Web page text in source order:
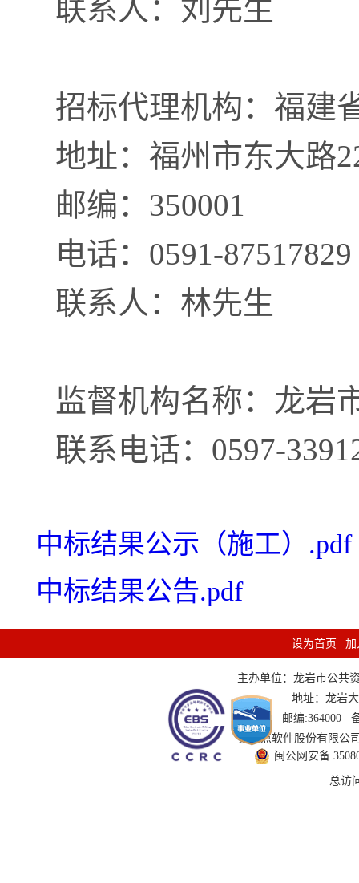
联系人： 刘先生
招标代理机构：福建
地址：福州市东大路
邮编： 350001
电话： 0591-87517829
联系人： 林先生
监督机构名称：龙岩
联系电话： 0597-
中标结果公示（施工）.pdf
中标结果公告.pdf
设为首页 加
主办单位：龙岩市公共
地址：龙岩
邮编:364000
技术支持：国泰新点软件股份有限
闽公网安备
总访